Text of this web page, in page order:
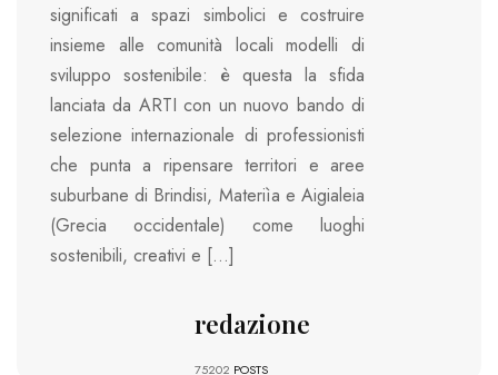
significati a spazi simbolici e costruire
insieme alle comunità locali modelli di
sviluppo sostenibile: è questa la sfida
lanciata da ARTI con un nuovo bando di
selezione internazionale di professionisti
che punta a ripensare territori e aree
suburbane di Brindisi, Materiìa e Aigialeia
(Grecia occidentale) come luoghi
sostenibili, creativi e […]
redazione
75202 POSTS